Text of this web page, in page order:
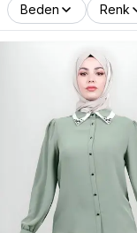
Beden Renk